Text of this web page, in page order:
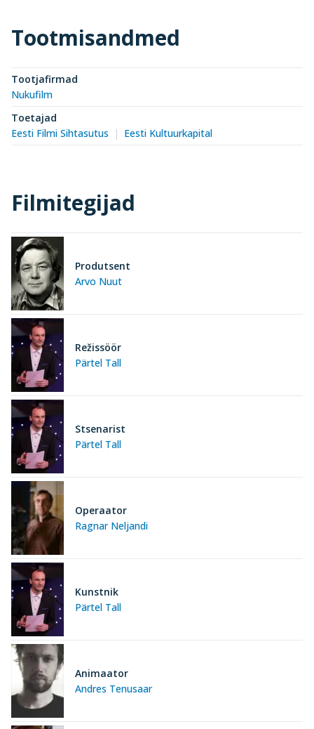
Tootmisandmed
Tootjafirmad
Nukufilm
Toetajad
Eesti Filmi Sihtasutus
Eesti Kultuurkapital
Filmitegijad
Arvo Nuut
Produtsent
Pärtel Tall
Režissöör
Pärtel Tall
Stsenarist
Ragnar Neljandi
Operaator
Pärtel Tall
Kunstnik
Andres Tenusaar
Animaator